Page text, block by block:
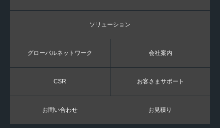
ソリューション
グローバルネットワーク 会社案内
CSR お客さまサポート
お問い合わせ お見積り